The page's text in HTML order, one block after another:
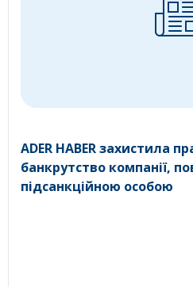
ADER HABER захистила
банкрутство компанії,
підсанкційною особою